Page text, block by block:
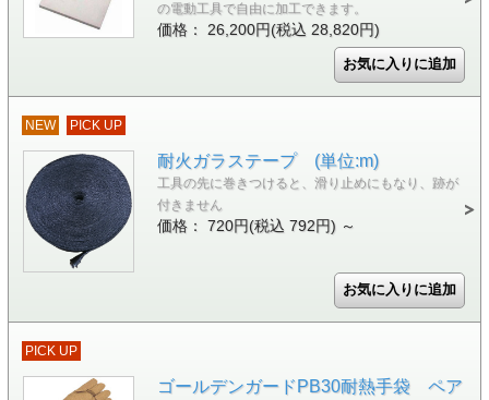
の電動工具で自由に加工できます。
価格： 26,200円(税込 28,820円)
NEW PICK UP
耐火ガラステープ (単位:m)
工具の先に巻きつけると、滑り止めにもなり、跡が
付きません
価格： 720円(税込 792円) ～
PICK UP
ゴールデンガードPB30耐熱手袋 ペア